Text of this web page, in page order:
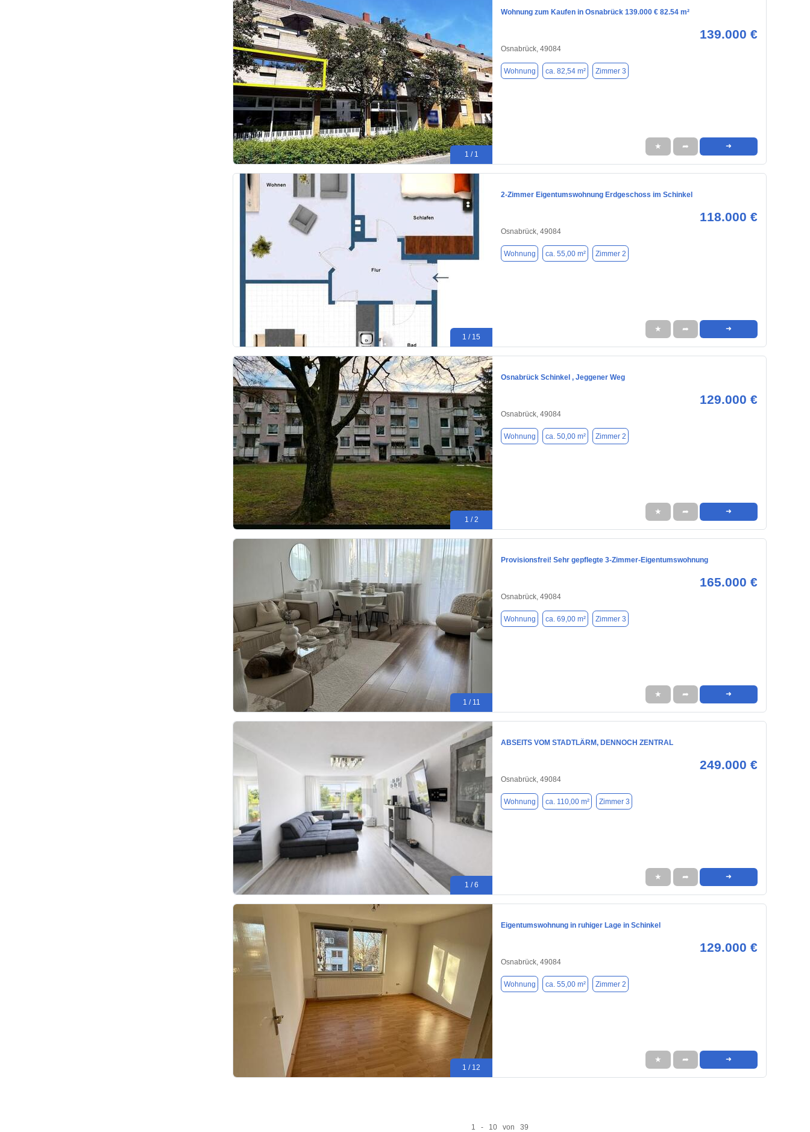
1 / 1
Wohnung zum Kaufen in Osnabrück 139.000 € 82.54 m²
139.000 €
Osnabrück, 49084
Wohnung ca. 82,54 m² Zimmer 3
★ ➦ ➜
1 / 15
2-Zimmer Eigentumswohnung Erdgeschoss im Schinkel
118.000 €
Osnabrück, 49084
Wohnung ca. 55,00 m² Zimmer 2
★ ➦ ➜
1 / 2
Osnabrück Schinkel , Jeggener Weg
129.000 €
Osnabrück, 49084
Wohnung ca. 50,00 m² Zimmer 2
★ ➦ ➜
1 / 11
Provisionsfrei! Sehr gepflegte 3-Zimmer-Eigentumswohnung
165.000 €
Osnabrück, 49084
Wohnung ca. 69,00 m² Zimmer 3
★ ➦ ➜
1 / 6
ABSEITS VOM STADTLÄRM, DENNOCH ZENTRAL
249.000 €
Osnabrück, 49084
Wohnung ca. 110,00 m² Zimmer 3
★ ➦ ➜
1 / 12
Eigentumswohnung in ruhiger Lage in Schinkel
129.000 €
Osnabrück, 49084
Wohnung ca. 55,00 m² Zimmer 2
★ ➦ ➜
1 - 10 von 39